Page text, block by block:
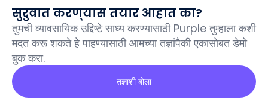
सुरुवात करण्यास तयार आहात का?
तुमची व्यावसायिक उद्दिष्टे साध्य करण्यासाठी Purple तुम्हाला कशी
मदत करू शकते हे पाहण्यासाठी आमच्या तज्ञांपैकी एकासोबत डेमो
बुक करा.
तज्ञाशी बोला